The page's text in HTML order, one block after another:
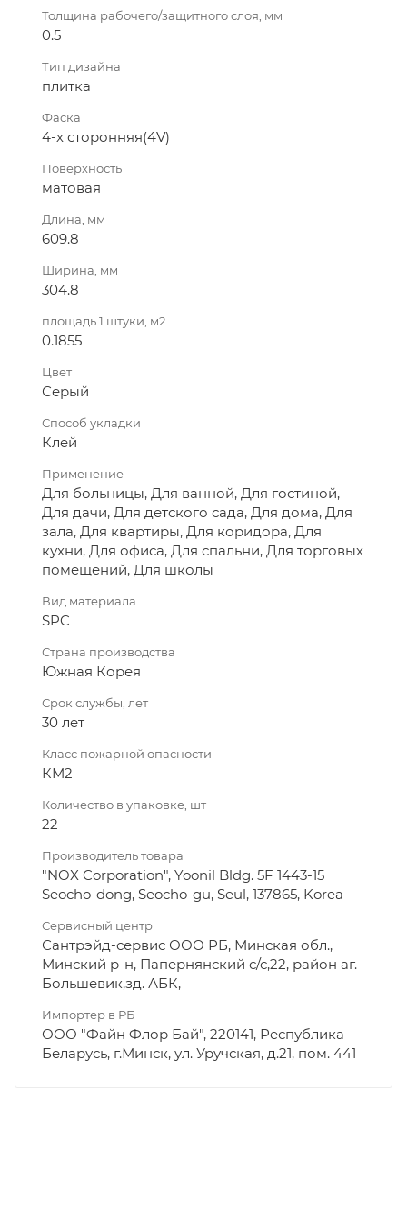
Толщина рабочего/защитного слоя, мм
0.5
Тип дизайна
плитка
Фаска
4-х сторонняя(4V)
Поверхность
матовая
Длина, мм
609.8
Ширина, мм
304.8
площадь 1 штуки, м2
0.1855
Цвет
Серый
Способ укладки
Клей
Применение
Для больницы, Для ванной, Для гостиной,
Для дачи, Для детского сада, Для дома, Для
зала, Для квартиры, Для коридора, Для
кухни, Для офиса, Для спальни, Для торговых
помещений, Для школы
Вид материала
SPC
Страна производства
Южная Корея
Срок службы, лет
30 лет
Класс пожарной опасности
КМ2
Количество в упаковке, шт
22
Производитель товара
"NOX Corporation", Yoonil Bldg. 5F 1443-15
Seocho-dong, Seocho-gu, Seul, 137865, Korea
Сервисный центр
Сантрэйд-сервис ООО РБ, Минская обл.,
Минский р-н, Папернянский с/с,22, район аг.
Большевик,зд. АБК,
Импортер в РБ
ООО "Файн Флор Бай", 220141, Республика
Беларусь, г.Минск, ул. Уручская, д.21, пом. 441